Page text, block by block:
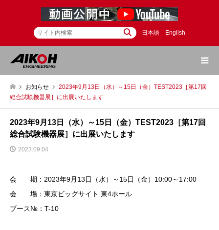
日本語 English
お知らせ
2023年9月13日（水）～15日（金）TEST2023［第17回
総合試験機器展］に出展いたします
2023年9月13日（水）～15日（金）TEST2023［第17回
総合試験機器展］に出展いたします
2023.09.04
会 期：2023年9月13日（水）～15日（金）10:00～17:00
会 場：東京ビッグサイト 東4ホール
ブース№：T-10